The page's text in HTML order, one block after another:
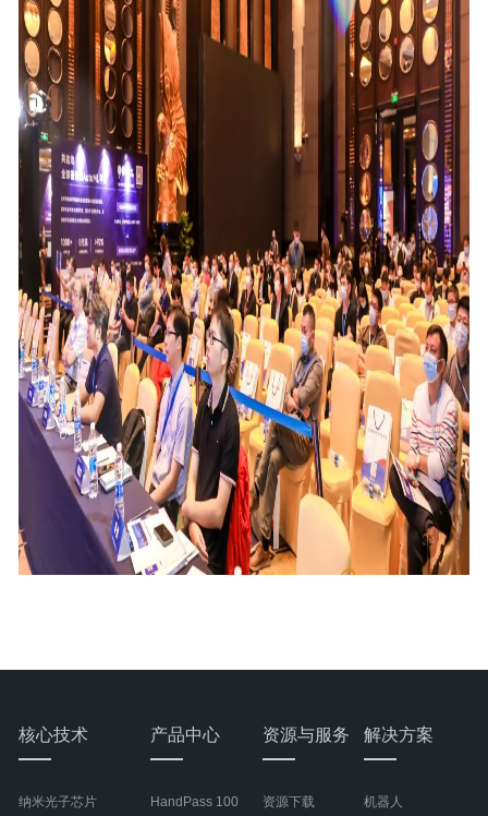
核心技术
纳米光子芯片
产品中心
HandPass 100
资源与服务
资源下载
解决方案
机器人